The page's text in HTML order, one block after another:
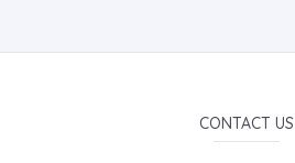
CONTACT US